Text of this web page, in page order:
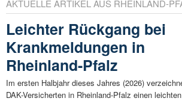
AKTUELLE ARTIKEL AUS RHEINLAND-
Leichter Rückgang bei
Krankmeldungen in
Rheinland-Pfalz
Im ersten Halbjahr dieses Jahres (2026)
DAK-Versicherten in Rheinland-Pfalz einen